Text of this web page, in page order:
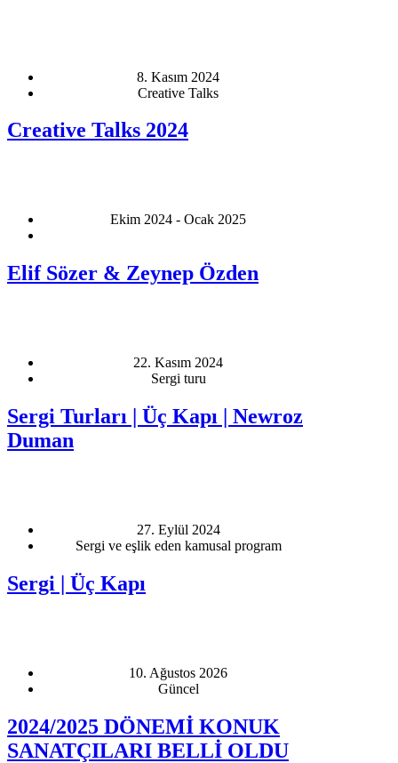
8. Kasım 2024
Creative Talks
Creative Talks 2024
Ekim 2024 - Ocak 2025
Elif Sözer & Zeynep Özden
22. Kasım 2024
Sergi turu
Sergi Turları | Üç Kapı | Newroz
Duman
27. Eylül 2024
Sergi ve eşlik eden kamusal program
Sergi | Üç Kapı
10. Ağustos 2026
Güncel
2024/2025 DÖNEMİ KONUK
SANATÇILARI BELLİ OLDU